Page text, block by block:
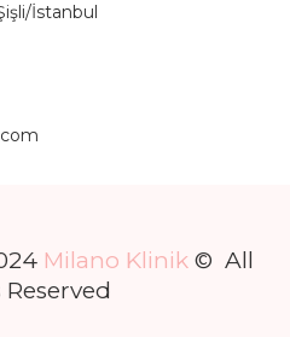
İstanbul
Milano Klinik© All